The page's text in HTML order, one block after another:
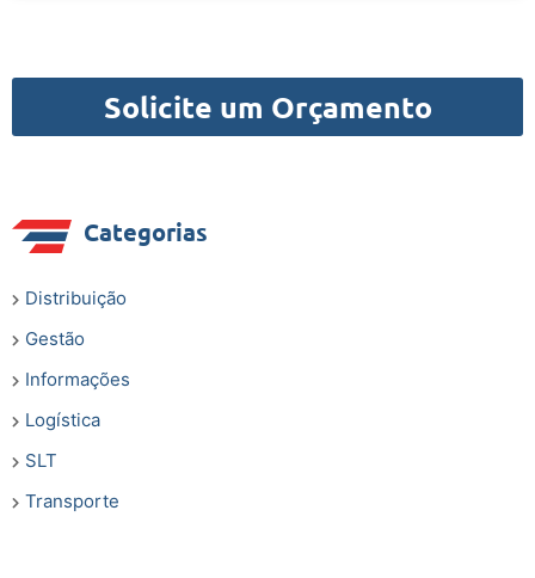
Solicite um Orçamento
Categorias
Distribuição
Gestão
Informações
Logística
SLT
Transporte